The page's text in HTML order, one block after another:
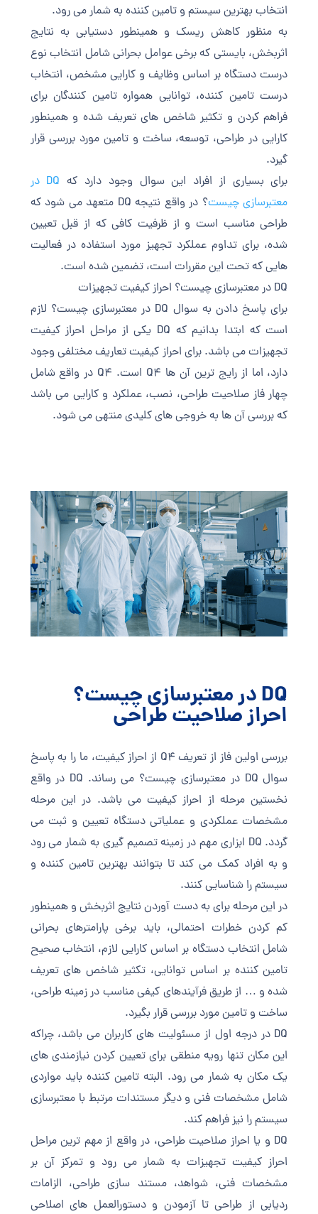
انتخاب بهترین سیستم و تامین کننده به شمار می رود.
به منظور کاهش ریسک و همینطور دستیابی به نتایج
اثربخش، بایستی که برخی عوامل بحرانی شامل انتخاب نوع
درست دستگاه بر اساس وظایف و کارایی مشخص، انتخاب
درست تامین کننده، توانایی همواره تامین کنندگان برای
فراهم کردن و تکثیر شاخص های تعریف شده و همینطور
کارایی در طراحی، توسعه، ساخت و تامین مورد بررسی قرار
گیرد.
برای بسیاری از افراد این سوال وجود دارد که
DQ در
معتبرسازی چیست
؟ در واقع نتیجه DQ متعهد می شود که
طراحی مناسب است و از ظرفیت کافی که از قبل تعیین
شده، برای تداوم عملکرد تجهیز مورد استفاده در فعالیت
هایی که تحت این مقررات است، تضمین شده است.
DQ در معتبرسازی چیست؟ احراز کیفیت تجهیزات
برای پاسخ دادن به سوال DQ در معتبرسازی چیست؟ لازم
است که ابتدا بدانیم که DQ یکی از مراحل احراز کیفیت
تجهیزات می باشد. برای احراز کیفیت تعاریف مختلفی وجود
دارد، اما از رایج ترین آن ها Q4 است. Q4 در واقع شامل
چهار فاز صلاحیت طراحی، نصب، عملکرد و کارایی می باشد
که بررسی آن ها به خروجی های کلیدی منتهی می شود.
DQ در معتبرسازی چیست؟
احراز صلاحیت طراحی
بررسی اولین فاز از تعریف Q4 از احراز کیفیت، ما را به پاسخ
سوال DQ در معتبرسازی چیست؟ می رساند. DQ در واقع
نخستین مرحله از احراز کیفیت می باشد. در این مرحله
مشخصات عملکردی و عملیاتی دستگاه تعیین و ثبت می
گردد. DQ ابزاری مهم در زمینه تصمیم گیری به شمار می رود
و به افراد کمک می کند تا بتوانند بهترین تامین کننده و
سیستم را شناسایی کنند.
در این مرحله برای به دست آوردن نتایج اثربخش و همینطور
کم کردن خطرات احتمالی، باید برخی پارامترهای بحرانی
شامل انتخاب دستگاه بر اساس کارایی لازم، انتخاب صحیح
تامین کننده بر اساس توانایی، تکثیر شاخص های تعریف
شده و … از طریق فرآیندهای کیفی مناسب در زمینه طراحی،
ساخت و تامین مورد بررسی قرار بگیرد.
DQ در درجه اول از مسئولیت های کاربران می باشد، چراکه
این مکان تنها رویه منطقی برای تعیین کردن نیازمندی های
یک مکان به شمار می رود. البته تامین کننده باید مواردی
شامل مشخصات فنی و دیگر مستندات مرتبط با معتبرسازی
سیستم را نیز فراهم کند.
DQ و یا احراز صلاحیت طراحی، در واقع از مهم ترین مراحل
احراز کیفیت تجهیزات به شمار می رود و تمرکز آن بر
مشخصات فنی، شواهد، مستند سازی طراحی، الزامات
ردیابی از طراحی تا آزمودن و دستورالعمل های اصلاحی